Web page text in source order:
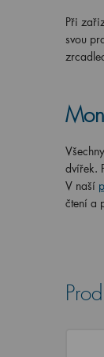
Při
svou
dvířek.
V naší
čtení a